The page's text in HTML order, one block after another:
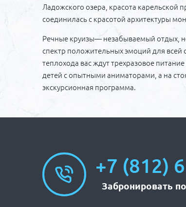
Ладожского озера, красота карельской
соединилась с красотой архитектуры
Речные круизы— незабываемый отдых,
спектр положительных эмоций для всей
теплохода вас ждут трехразовое
детей с опытными аниматорами, а на
экскурсионная программа.
+7 (812)
Забронировать